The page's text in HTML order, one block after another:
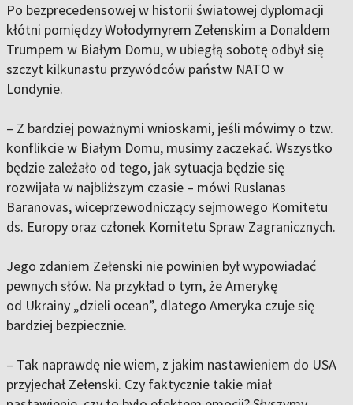
Po bezprecedensowej w historii światowej dyplomacji
kłótni pomiędzy Wołodymyrem Zełenskim a Donaldem
Trumpem w Białym Domu, w ubiegłą sobotę odbył się
szczyt kilkunastu przywódców państw NATO w
Londynie.
– Z bardziej poważnymi wnioskami, jeśli mówimy o tzw.
konflikcie w Białym Domu, musimy zaczekać. Wszystko
będzie zależało od tego, jak sytuacja będzie się
rozwijała w najbliższym czasie – mówi Ruslanas
Baranovas, wiceprzewodniczący sejmowego Komitetu
ds. Europy oraz członek Komitetu Spraw Zagranicznych.
Jego zdaniem Zełenski nie powinien był wypowiadać
pewnych słów. Na przykład o tym, że Amerykę
od Ukrainy „dzieli ocean”, dlatego Ameryka czuje się
bardziej bezpiecznie.
– Tak naprawdę nie wiem, z jakim nastawieniem do USA
przyjechał Zełenski. Czy faktycznie takie miał